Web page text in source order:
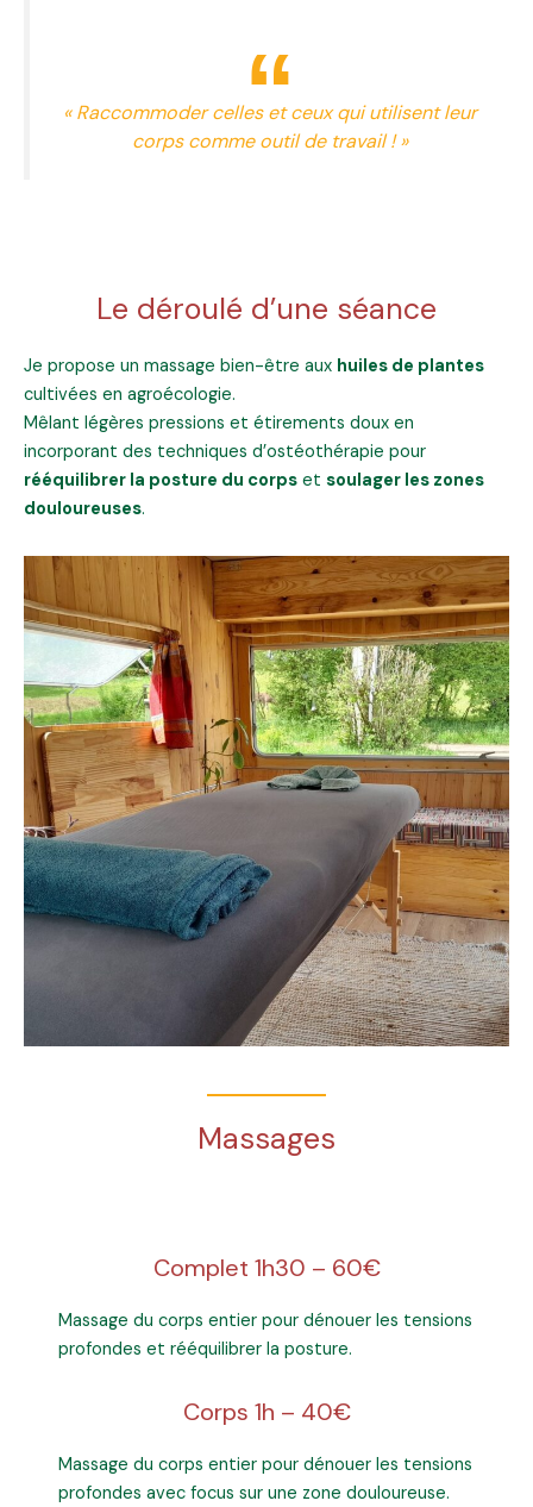
« Raccommoder celles et ceux qui utilisent leur
corps comme outil de travail ! »
Le déroulé d’une séance
Je propose un massage bien-être aux huiles de plantes
cultivées en agroécologie.
Mêlant légères pressions et étirements doux en
incorporant des techniques d’ostéothérapie pour
rééquilibrer la posture du corps et soulager les zones
douloureuses.
Massages
Complet 1h30 – 60€
Massage du corps entier pour dénouer les tensions
profondes et rééquilibrer la posture.
Corps 1h – 40€
Massage du corps entier pour dénouer les tensions
profondes avec focus sur une zone douloureuse.